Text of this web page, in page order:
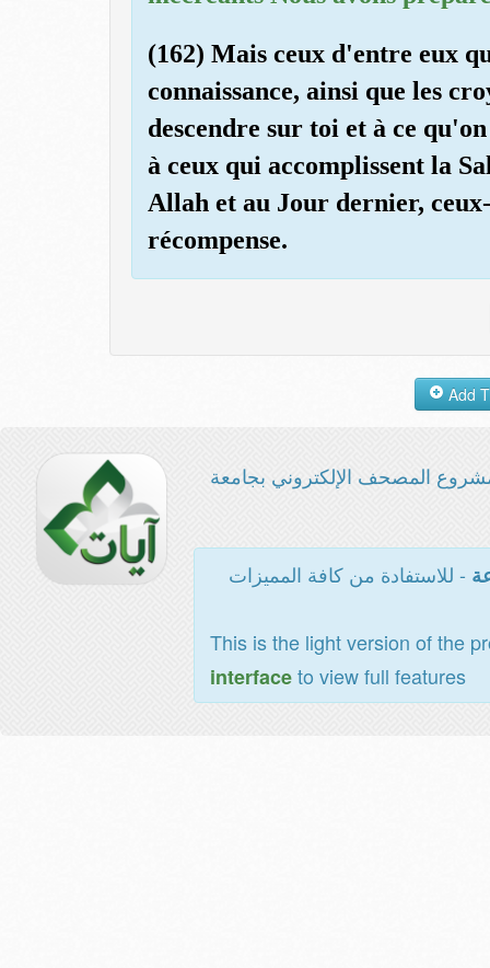
(162) Mais ceux d'entre eux
connaissance, ainsi que les
descendre sur toi et à ce
à ceux qui accomplissent la
Allah et au Jour dernier,
récompense.
المصحف الإلكتروني بجامعة
- للاستفادة من كافة المميزات
This is the light version of the
interfaceto view full features